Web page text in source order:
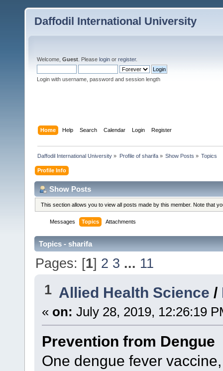
Daffodil International University
Welcome, Guest . Please login or register.
Login with username, password and session length
Home Help Search Calendar Login Register
Daffodil International University » Profile of sharifa» Show Posts » Topics
Profile Info
Show Posts
This section allows you to view all posts made by this member. Note that
Messages Topics Attachments
Topics - sharifa
Pages: [1] 2 3 ... 11
1 Allied Health Science /
« on: July 28, 2019, 12:26:19
Prevention from Dengue
One dengue fever